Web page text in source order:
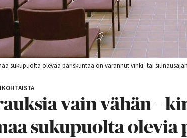
sukupuolta olevaa pariskuntaa on varannut vihki- tai
vain vähän –
sukupuolta olevia